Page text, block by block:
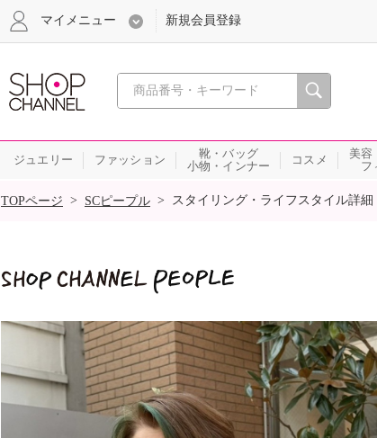
心おどる、瞬間を。通販・テレビ
マイメニュー 新規会員登録
ジュエリー ファッション
靴・バッグ
小物・インナー
コスメ
美容
フ
SALE
TOPページ > SCピープル > スタイリング・ライフスタイル詳細